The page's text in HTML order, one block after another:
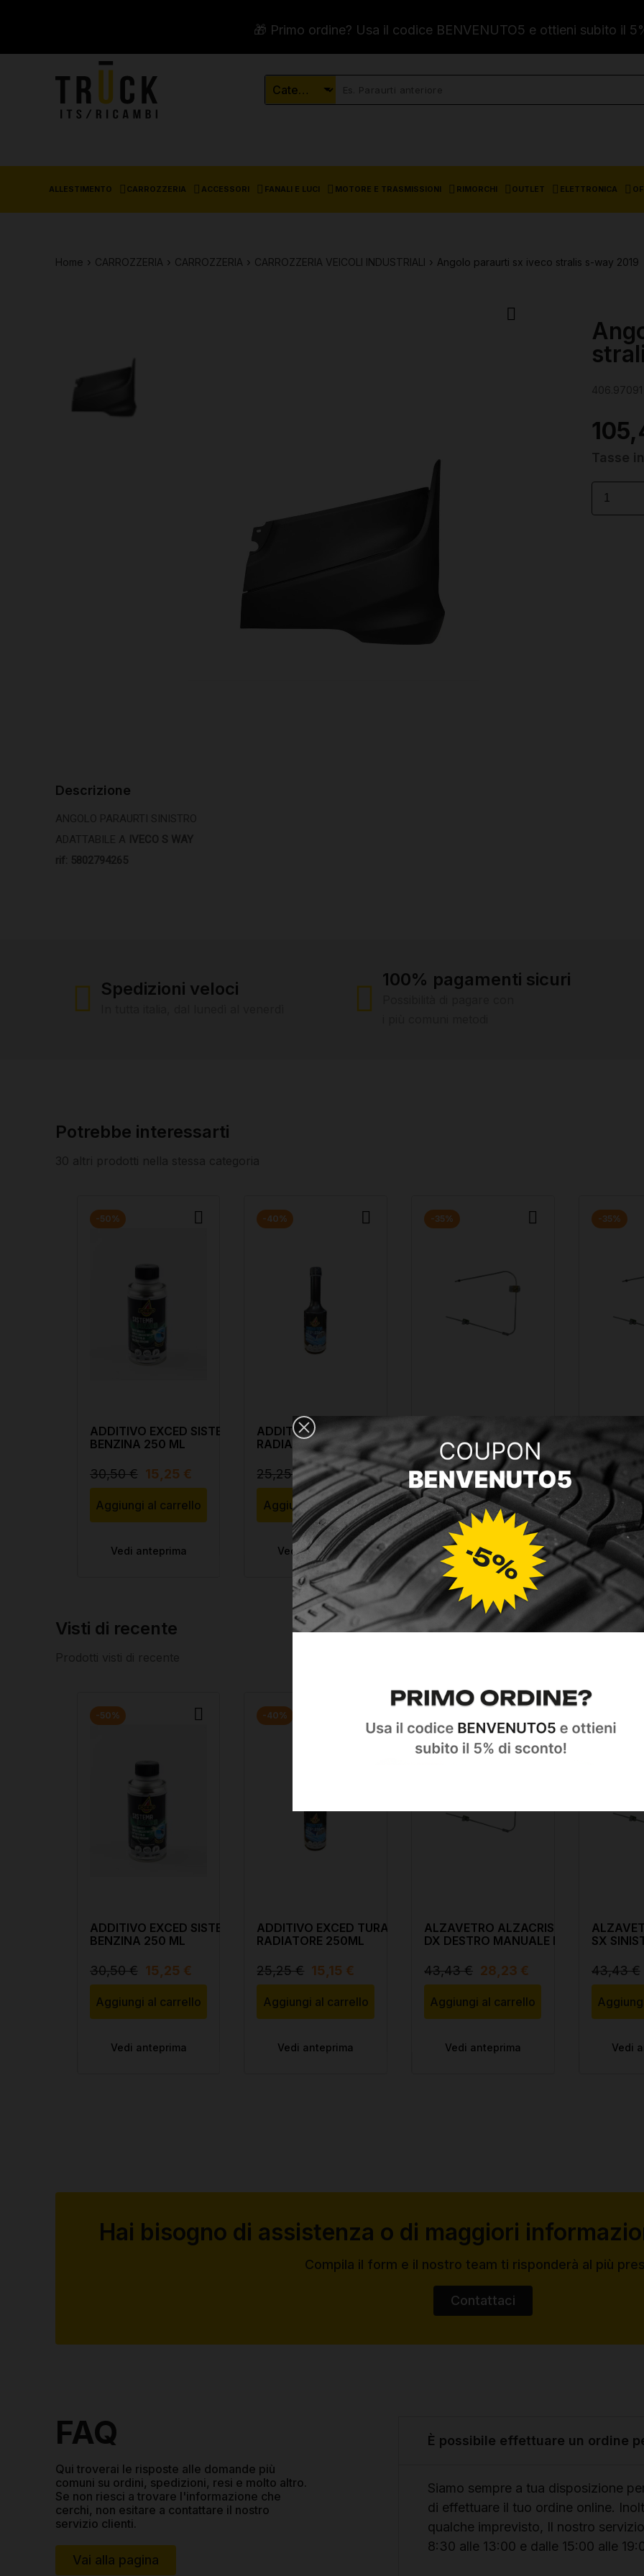
🎁 Primo ordine? Usa il codice BENVENUTO5 e ottieni subito il
ALLESTIMENTO CARROZZERIA ACCESSORI FANALI E LUCI MOTORE E TRASMISSIONI RIMORCHI OUTLET ELETTRONICA
Home CARROZZERIA CARROZZERIA CARROZZERIA VEICOLI INDUSTRIALI Angolo paraurti sx iveco stralis s-way 2019
Descrizione
ANGOLO PARAURTI SINISTRO
ADATTABILE A IVECO S WAY
rif: 5802794265
Spedizioni veloci 100% pagamenti sicuri
Potrebbe interessarti
System Cleaner
-50%
ADDITIVO EXCED SISTEMA
BENZINA 250 ML
30,50 € 15,25 €
Aggiungi al carrello
Vedi anteprima
-40%
ADDITIVO EXCED TURAFALLE
RADIATORE 250ML
25,25 € 15,15 €
Aggiungi al carrello
Vedi anteprima
-35%
ALZAVETRO ALZACRISTALLO
DX DESTRO MANUALE PER
DAILY 1990 - 2000
43,43 € 28,23 €
Aggiungi al carrello
Vedi anteprima
-35%
SX
DAILY
43,43 €
Vedi
Visti di recente
System Cleaner
-50%
ADDITIVO EXCED SISTEMA
BENZINA 250 ML
30,50 € 15,25 €
Aggiungi al carrello
Vedi anteprima
-40%
ADDITIVO EXCED TURAFALLE
RADIATORE 250ML
25,25 € 15,15 €
Aggiungi al carrello
Vedi anteprima
ALZAVETRO ALZACRISTALLO
DX DESTRO MANUALE PER
43,43 € 28,23 €
Aggiungi al carrello
Vedi anteprima
SX
43,43 €
Vedi
Hai bisogno di assistenza o di maggiori
Compila il form e il nostro team ti risponderà al più
Contattaci
FAQ
Qui troverai le risposte alle domande più
comuni su ordini, spedizioni, resi e molto altro.
Se non riesci a trovare l'informazione che
cerchi, non esitare a contattare il nostro
servizio clienti.
Vai alla pagina
È possibile effettuare un ordine
Siamo sempre a tua disposizione
di effettuare il tuo ordine online.
qualche imprevisto, Il nostro
8:30 alle 13:00 e dalle 15:00 alle